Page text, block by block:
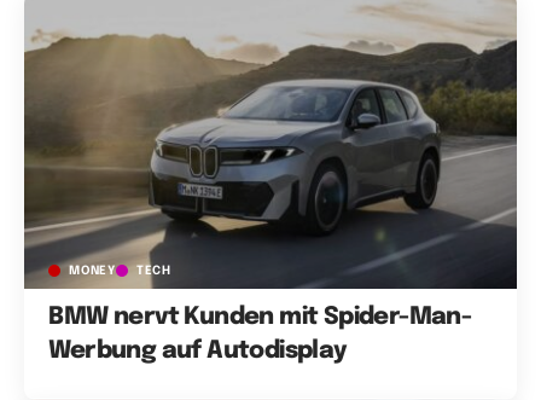
MONEY TECH
BMW nervt Kunden mit Spider-Man-
Werbung auf Autodisplay